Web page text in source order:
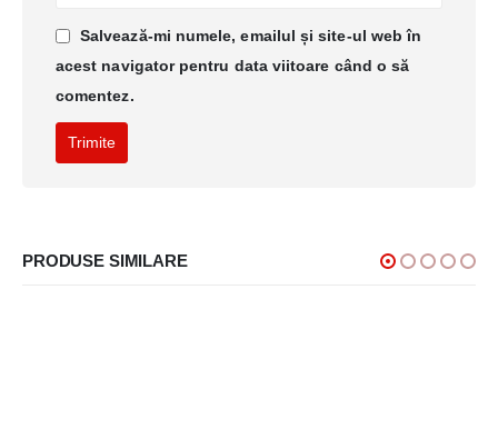
Salvează-mi numele, emailul și site-ul web în
acest navigator pentru data viitoare când o să
comentez.
PRODUSE SIMILARE